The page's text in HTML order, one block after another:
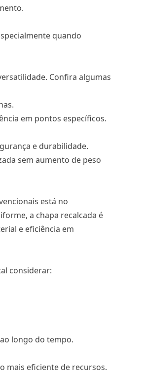
quando
Confira algumas
em pontos específicos.
e durabilidade.
sem aumento de peso
está no
a chapa recalcada é
e eficiência em
considerar:
longo do tempo.
mais eficiente de recursos.